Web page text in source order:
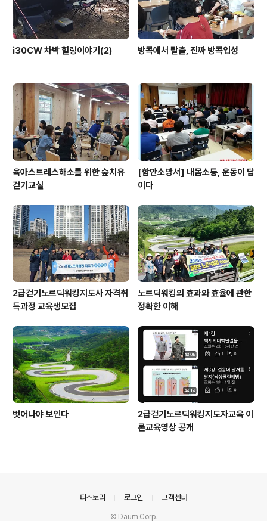
i30CW 차박 힐링이야기(2) 방콕에서 탈출, 진짜 방콕입성
육아스트레스해소를 위한 숲치유
걷기교실
[함안소방서] 내몸소통, 운동이 답
이다
2급걷기노르딕워킹지도사 자격취
득과정 교육생모집
노르딕워킹의 효과와 효율에 관한
정확한 이해
벗어나야 보인다
2급걷기노르딕워킹지도자교육 이
론교육영상 공개
티스토리 로그인 고객센터
© Daum Corp.